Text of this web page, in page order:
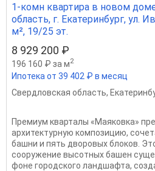
1-комн квартира в новом
область, г. Екатеринбург, ул.
м², 19/25 эт.
8 929 200 ₽
196 160 ₽ за м2
Ипотека от 39 402 ₽ в месяц
Свердловская область,
Премиум кварталы «Маяковка»
архитектурную композицию,
башни и пять дворовых блоков.
сооружение высотных башен
фоне городского ландшафта,